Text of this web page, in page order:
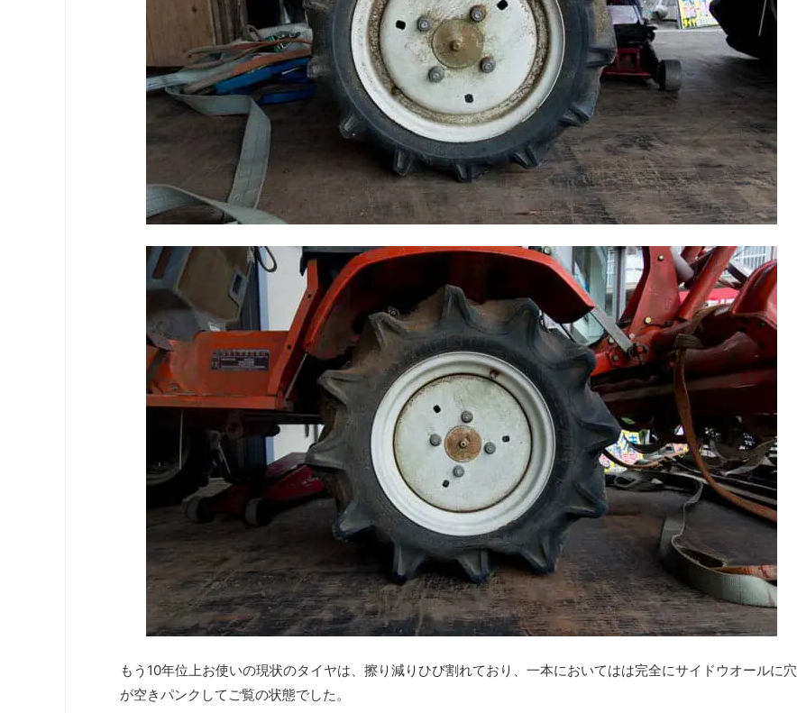
もう10年位上お使いの現状のタイヤは、擦り減りひび割れており、一本においてはは完全にサイドウオールに穴
が空きパンクしてご覧の状態でした。